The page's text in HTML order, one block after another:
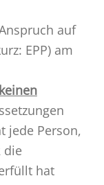
auf
EPP) am
jede Person,
die
hat